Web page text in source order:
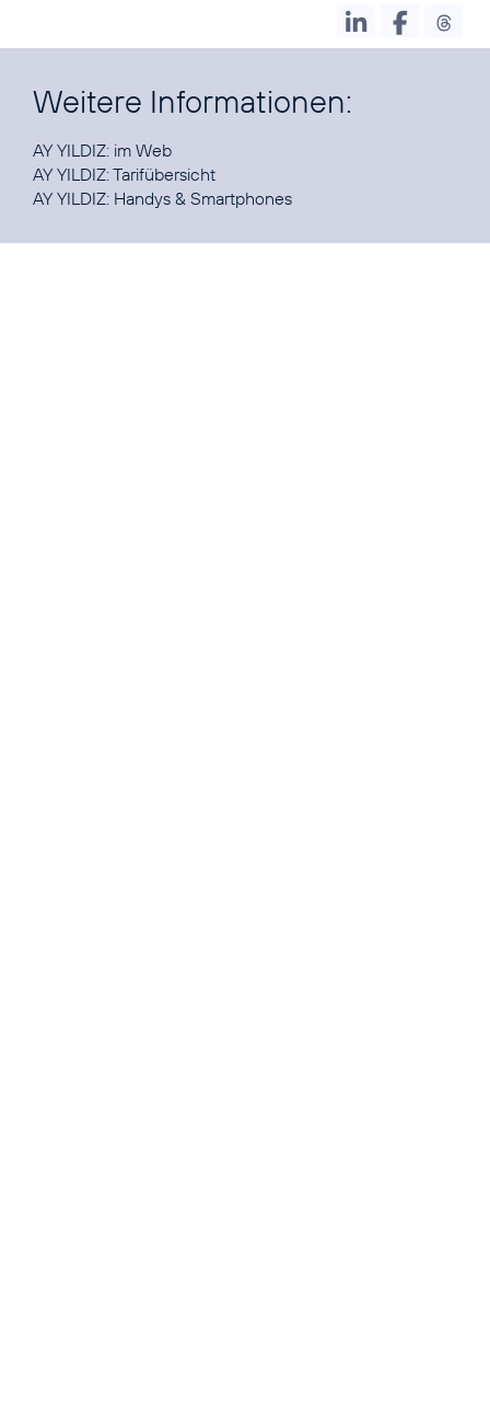
Weitere Informationen:
AY YILDIZ: im Web
AY YILDIZ:Tarifübersicht
AY YILDIZ: Handys & Smartphones